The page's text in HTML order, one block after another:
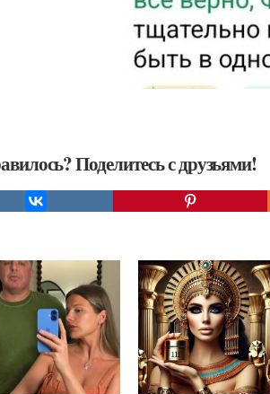
Поделитесь с друзьями!